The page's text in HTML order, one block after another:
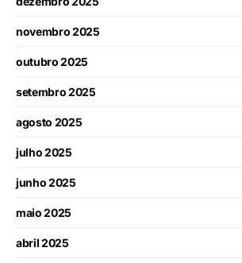
novembro 2025
outubro 2025
setembro 2025
agosto 2025
julho 2025
junho 2025
maio 2025
abril 2025